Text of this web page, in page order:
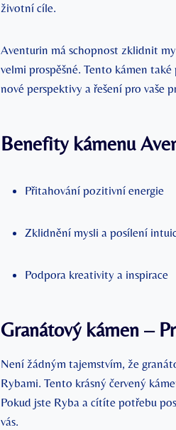
životní cíle.
Aventurin má schopnost zklidnit
velmi prospěšné. Tento kámen
nové perspektivy a řešení pro vaše
Benefity kámenu
Přitahování pozitivní energie
Zklidnění mysli a posílení
Podpora kreativity a inspirace
Granátový kámen –
Není žádným tajemstvím, že
Rybami. Tento krásný červený
Pokud jste Ryba a cítíte potřebu
vás.